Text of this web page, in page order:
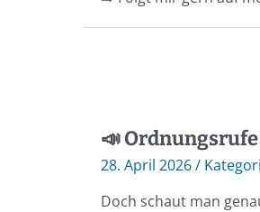
📣
28. April 2026/
Doch schaut man